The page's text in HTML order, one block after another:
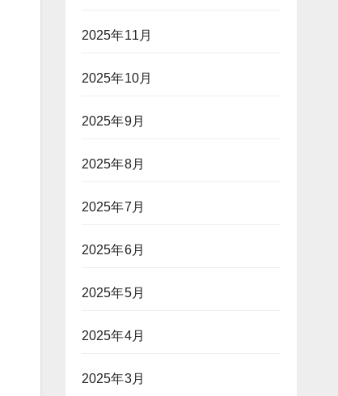
2025年11月
2025年10月
2025年9月
2025年8月
2025年7月
2025年6月
2025年5月
2025年4月
2025年3月